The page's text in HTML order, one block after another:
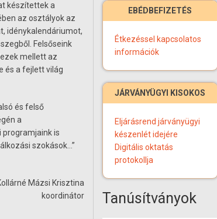
készítettek a
az osztályok az
idénykalendáriumot,
Felsőseink
mellett az
és a fejlett világ
és felső
a
programjaink is
szokások…”
Mázsi Krisztina
koordinátor
EBÉDBEFIZETÉS
Étkezéssel kapcsolatos
információk
JÁRVÁNYÜGYI KISOKOS
Eljárásrend járványügyi
készenlét idejére
Digitális oktatás
protokollja
Tanúsítványok